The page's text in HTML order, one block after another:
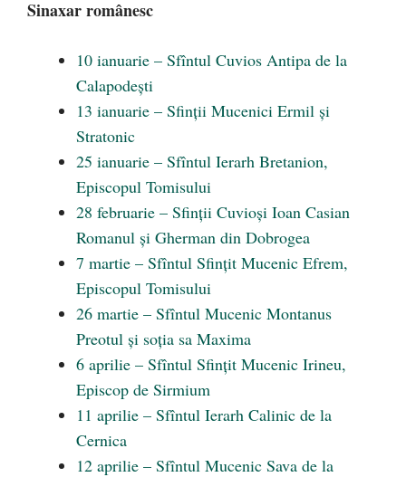
Sinaxar românesc
10 ianuarie – Sfîntul Cuvios Antipa de la
Calapodești
13 ianuarie – Sfinții Mucenici Ermil și
Stratonic
25 ianuarie – Sfîntul Ierarh Bretanion,
Episcopul Tomisului
28 februarie – Sfinții Cuvioși Ioan Casian
Romanul și Gherman din Dobrogea
7 martie – Sfîntul Sfințit Mucenic Efrem,
Episcopul Tomisului
26 martie – Sfîntul Mucenic Montanus
Preotul și soția sa Maxima
6 aprilie – Sfîntul Sfințit Mucenic Irineu,
Episcop de Sirmium
11 aprilie – Sfîntul Ierarh Calinic de la
Cernica
12 aprilie – Sfîntul Mucenic Sava de la